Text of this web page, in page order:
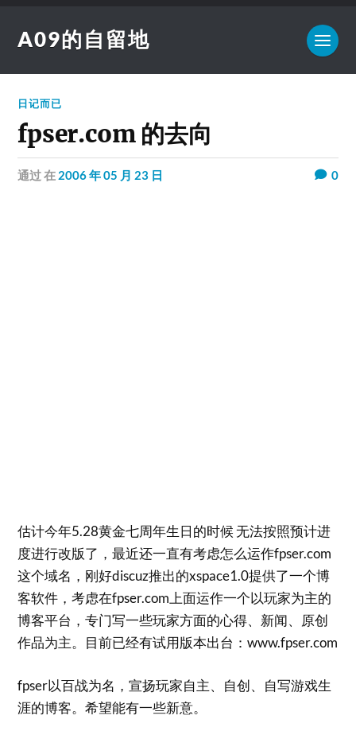
A09的自留地
日记而已
fpser.com 的去向
通过在 2006 年 05 月 23 日 0
估计今年5.28黄金七周年生日的时候 无法按照预计进
度进行改版了，最近还一直有考虑怎么运作fpser.com
这个域名，刚好discuz推出的xspace1.0提供了一个博
客软件，考虑在fpser.com上面运作一个以玩家为主的
博客平台，专门写一些玩家方面的心得、新闻、原创
作品为主。目前已经有试用版本出台：www.fpser.com
fpser以百战为名，宣扬玩家自主、自创、自写游戏生
涯的博客。希望能有一些新意。